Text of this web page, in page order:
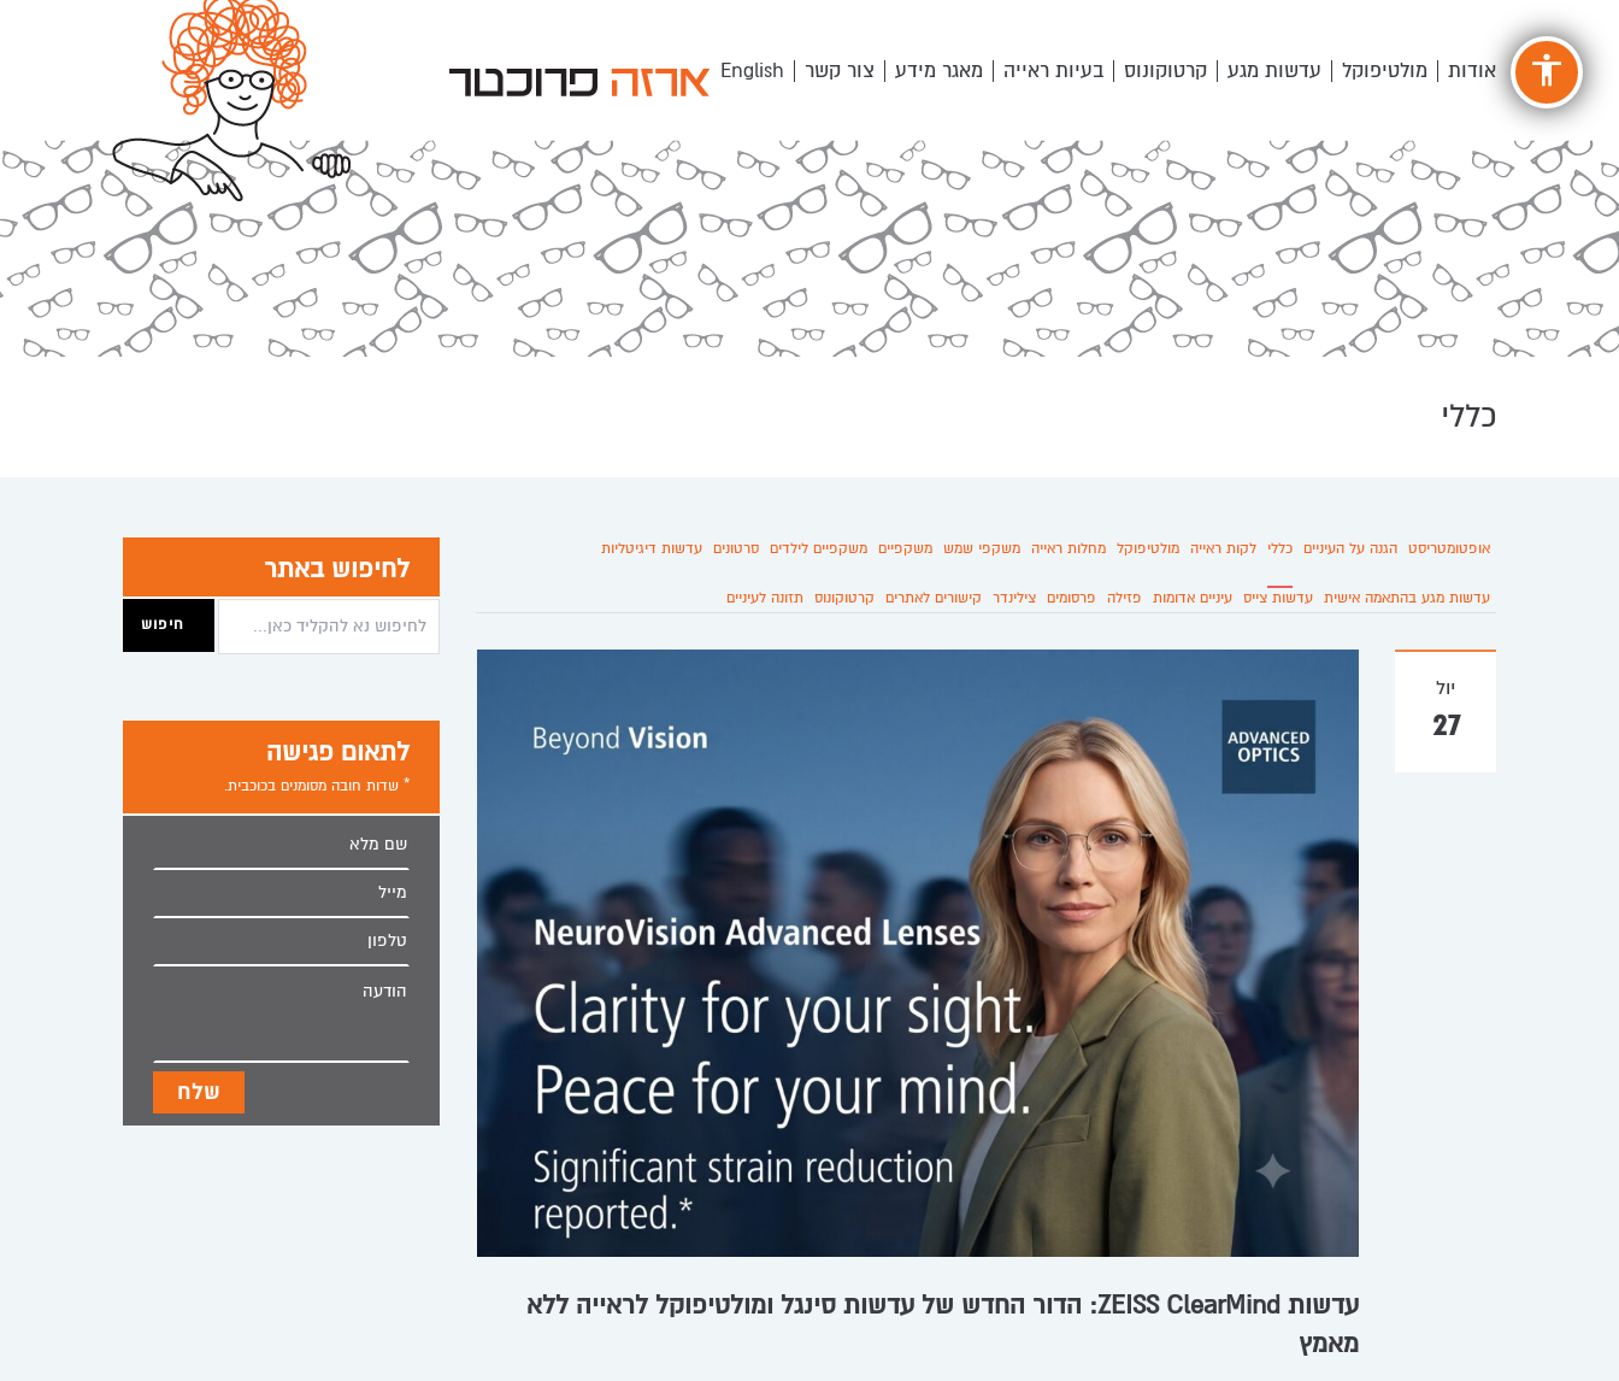
accessibility אודות מולטיפוקל עדשות מגע קרטוקונוס בעיות ראייה מאגר מידע צור קשר English
כללי
אופטומטריסט הגנה על העיניים כללי לקות ראייה מולטיפוקל מחלות ראייה משקפי שמש משקפיים משקפיים לילדים סרטונים עדשות דיגיטליות
עדשות מגע בהתאמה אישית עדשות צייס עיניים אדומות פזילה פרסומים צילינדר קישורים לאתרים קרטוקונוס תזונה לעיניים
יול
27
עדשות ZEISS ClearMind: הדור החדש של עדשות סינגל ומולטיפוקל לראייה ללא
מאמץ
לחיפוש באתר
לתאום פגישה
* שדות חובה מסומנים בכוכבית.
שם
מלא
מייל
טלפון